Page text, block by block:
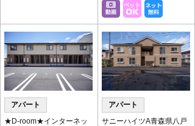
ーテーションを設置いたしております。
パーテーション越しの対応となります。
アパート
★D-room★インターネッ
アパート
サニーハイツA青森県八戸